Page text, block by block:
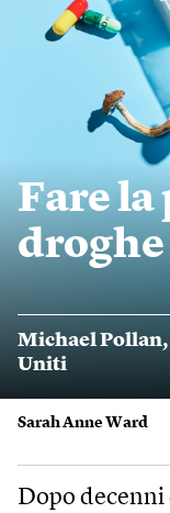
Sarah Anne Ward
Fare la
droghe
Michael Pollan,
Uniti
Dopo decenni